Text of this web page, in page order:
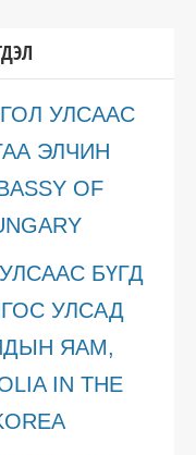
УЛСААС
ЭЛЧИН
OF
БҮГД
УЛСАД
ЯАМ,
IN THE